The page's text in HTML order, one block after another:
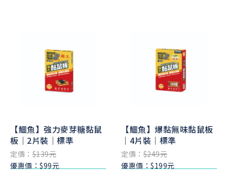
【鱷魚】強力麥芽糖黏鼠
板｜2片裝｜標準
定價：$139元
優惠價：$99元
【鱷魚】爆黏無味黏鼠板
｜4片裝｜標準
定價：$249元
優惠價：$199元